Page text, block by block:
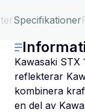
Specifikationer
Kawasaki
reflekterar
kombinera
en del av